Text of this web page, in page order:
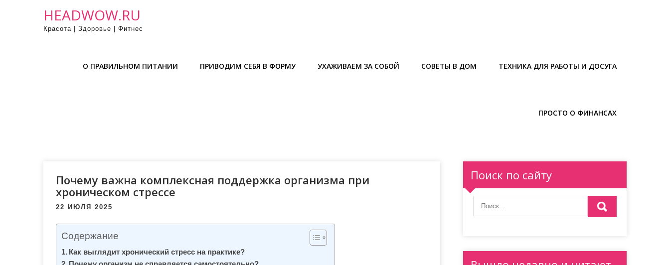
HEADWOW.RU
Красота | Здоровье | Фитнес
О ПРАВИЛЬНОМ ПИТАНИИ ПРИВОДИМ СЕБЯ В ФОРМУ УХАЖИВАЕМ ЗА СОБОЙ СОВЕТЫ В ДОМ ТЕХНИКА ДЛЯ РАБОТЫ И ДОСУГА
ПРОСТО О ФИНАНСАХ
Почему важна комплексная поддержка организма при
хроническом стрессе
22 ИЮЛЯ 2025
Содержание
Как выглядит хронический стресс на практике?
Поиск по сайту